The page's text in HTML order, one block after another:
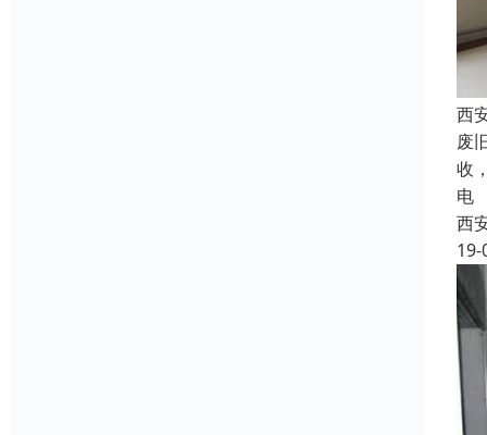
西
废
收
电
西
19-